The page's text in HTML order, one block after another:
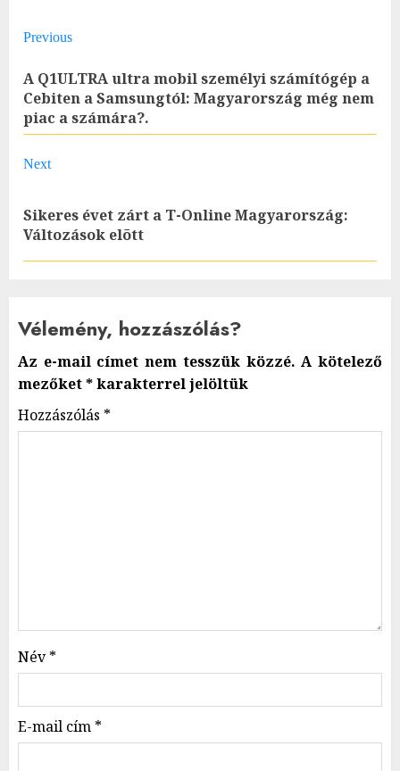
Post
navigation
Previous
A Q1ULTRA ultra mobil személyi számítógép a
Cebiten a Samsungtól: Magyarország még nem
piac a számára?.
Next
Next
Sikeres évet zárt a T-Online Magyarország:
Változások elõtt
Vélemény, hozzászólás?
Az e-mail címet nem tesszük közzé. A kötelező
mezőket*karakterrel jelöltük
Hozzászólás *
Név*
E-mail cím *